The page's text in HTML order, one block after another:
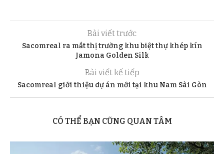
Bài viết trước
Sacomreal ra mắt thị trường khu biệt thự khép kín
Jamona Golden Silk
Bài viết kế tiếp
Sacomreal giới thiệu dự án mới tại khu Nam Sài Gòn
CÓ THỂ BẠN CŨNG QUAN TÂM